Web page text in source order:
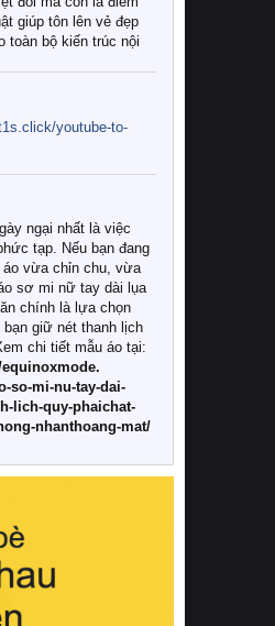
giúp tôn lên vẻ đẹp
toàn bộ kiến trúc nội
thị trường đa dạng
hiệu và mẫu mã
thế nào để chọn
chăn ga gối đệm cao
lượng, phù hợp với
cầu sử dụng của gia
chúng tôi đi tìm lời
qua bài viết dưới đây.
gia đình hiện đại lại ưa
gối đệm cao cấp?
sản phẩm thông
bộ chăn ga gối đệm
quy trình sản xuất
khâu chọn lọc nguyên
công nghệ dệt
không chứa hóa chất
nhận rõ rệt sự khác
phần đệm nâng đỡ
lựa chọn các dòng
chất lượng quốc
youtube-to-
ngại nhất là việc
tạp. Nếu bạn đang
vừa chỉn chu, vừa
sơ mi nữ tay dài lụa
chính là lựa chọn
bạn giữ nét thanh lịch
chi tiết mẫu áo tại:
so-mi-nu-tay-dai-
lich-quy-phaichat-
nhanthoang-mat/